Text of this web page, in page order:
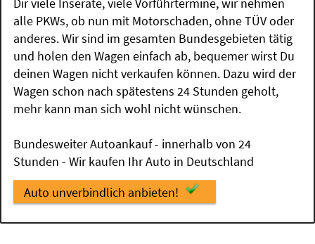
alle PKWs, ob nun mit Motorschaden, ohne TÜV oder
anderes. Wir sind im gesamten Bundesgebieten tätig
und holen den Wagen einfach ab, bequemer wirst Du
deinen Wagen nicht verkaufen können. Dazu wird der
Wagen schon nach spätestens 24 Stunden geholt,
mehr kann man sich wohl nicht wünschen.
Bundesweiter Autoankauf - innerhalb von 24
Stunden - Wir kaufen Ihr Auto in Deutschland
Auto unverbindlich anbieten!